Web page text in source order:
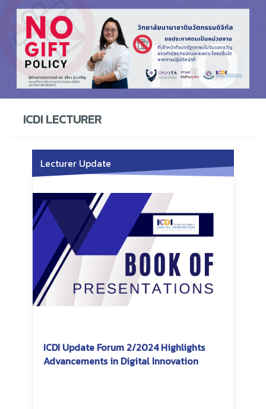
ICDI LECTURER
Lecturer Update
ICDI Update Forum 2/2024 Highlights
Advancements in Digital Innovation